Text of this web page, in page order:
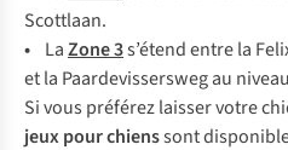
Scottlaan.
• LaZone 3s’étend entre la
et la Paardevissersweg au
Si vous préférez laisser votre
jeux pour chienssont